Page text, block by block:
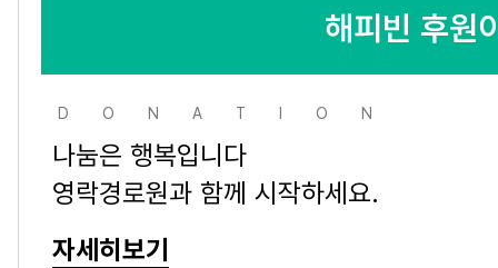
해피빈 후원
DONATION
나눔은 행복입니다
영락경로원과 함께 시작하세요.
자세히보기